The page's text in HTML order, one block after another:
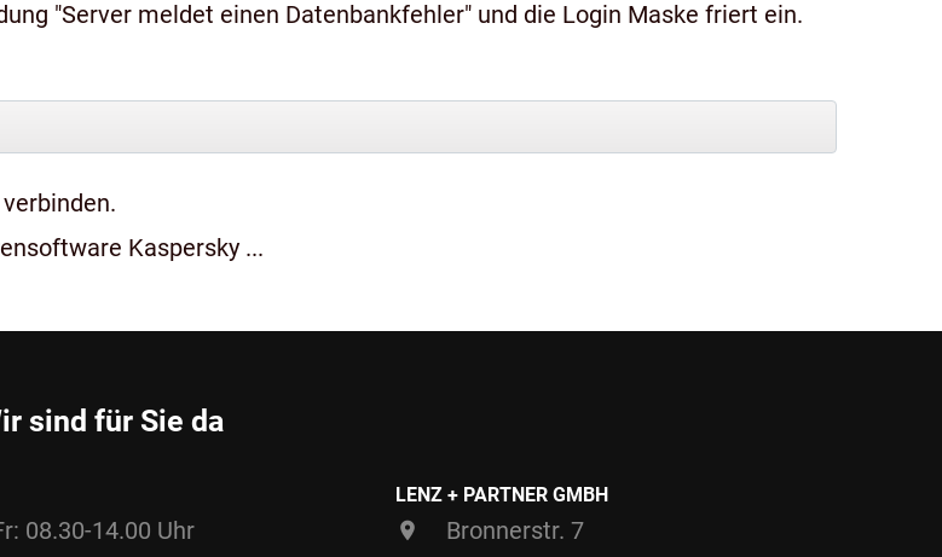
einen Datenbankfehler" und die Login Maske friert ein.
Kaspersky ...
sind für Sie da
08.30-14.00 Uhr
LENZ + PARTNER GMBH
Bronnerstr. 7